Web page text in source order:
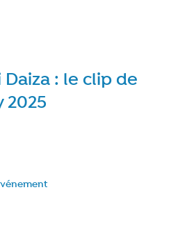
Daiza : le clip de
2025